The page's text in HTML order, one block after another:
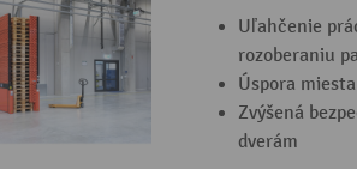
Uľahčenie
rozoberaniu
Úspora
Zvýšená
dverám